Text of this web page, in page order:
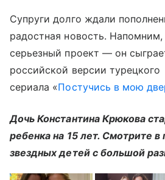
Супруги долго ждали
радостная новость.
серьезный проект — он
российской версии турецкого
сериала «Постучись в мою
Дочь Константина Крюкова
ребенка на 15 лет. Смотрите в
звездных детей с большой